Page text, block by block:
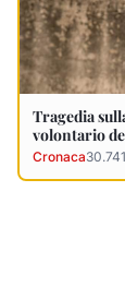
Tragedia
volontario
Cronaca30.741